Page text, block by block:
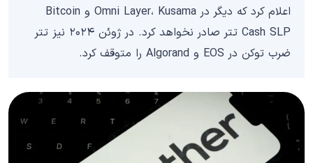
اعلام کرد که دیگر در Omni Layer، Kusama و Bitcoin
Cash SLP تتر صادر نخواهد کرد. در ژوئن ۲۰۲۴ نیز تتر
ضرب توکن در EOS و Algorand را متوقف کرد.